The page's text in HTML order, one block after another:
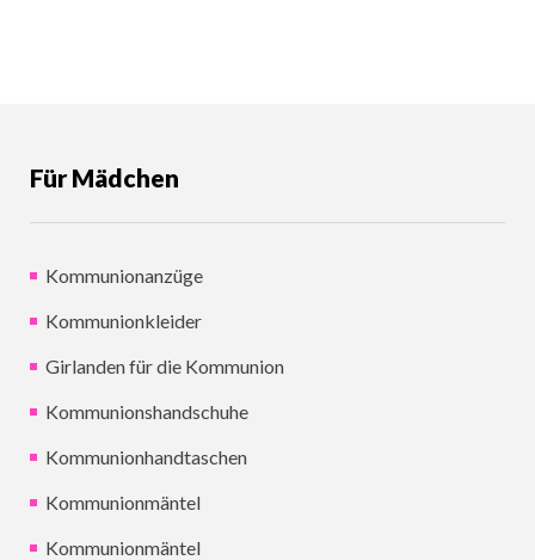
Für Mädchen
Kommunionanzüge
Kommunionkleider
Girlanden für die Kommunion
Kommunionshandschuhe
Kommunionhandtaschen
Kommunionmäntel
Kommunionmäntel